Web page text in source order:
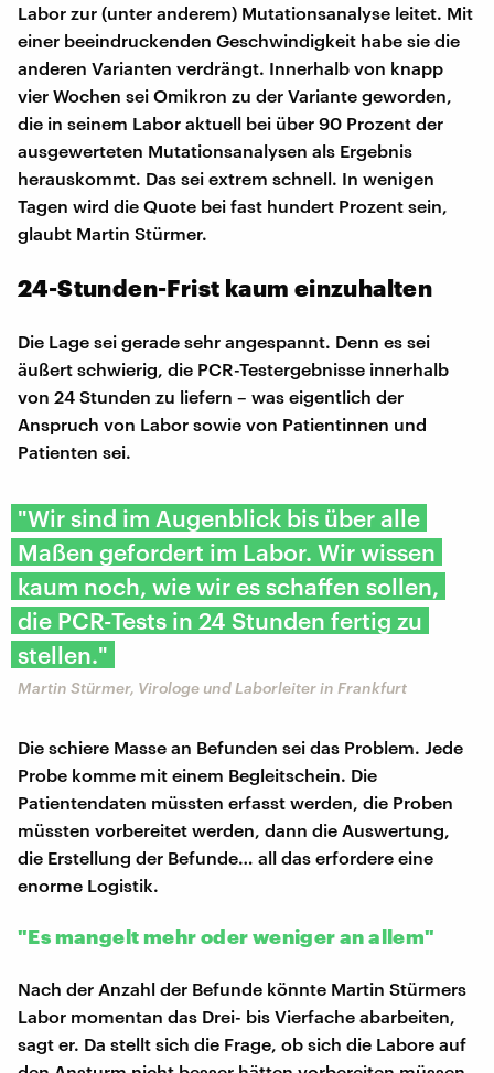
Labor zur (unter anderem) Mutationsanalyse leitet. Mit
einer beeindruckenden Geschwindigkeit habe sie die
anderen Varianten verdrängt. Innerhalb von knapp
vier Wochen sei Omikron zu der Variante geworden,
die in seinem Labor aktuell bei über 90 Prozent der
ausgewerteten Mutationsanalysen als Ergebnis
herauskommt. Das sei extrem schnell. In wenigen
Tagen wird die Quote bei fast hundert Prozent sein,
glaubt Martin Stürmer.
24-Stunden-Frist kaum einzuhalten
Die Lage sei gerade sehr angespannt. Denn es sei
äußert schwierig, die PCR-Testergebnisse innerhalb
von 24 Stunden zu liefern – was eigentlich der
Anspruch von Labor sowie von Patientinnen und
Patienten sei.
"Wir sind im Augenblick bis über alle
Maßen gefordert im Labor. Wir wissen
kaum noch, wie wir es schaffen sollen,
die PCR-Tests in 24 Stunden fertig zu
stellen."
Martin Stürmer, Virologe und Laborleiter in Frankfurt
Die schiere Masse an Befunden sei das Problem. Jede
Probe komme mit einem Begleitschein. Die
Patientendaten müssten erfasst werden, die Proben
müssten vorbereitet werden, dann die Auswertung,
die Erstellung der Befunde… all das erfordere eine
enorme Logistik.
"Es mangelt mehr oder weniger an allem"
Nach der Anzahl der Befunde könnte Martin Stürmers
Labor momentan das Drei- bis Vierfache abarbeiten,
sagt er. Da stellt sich die Frage, ob sich die Labore auf